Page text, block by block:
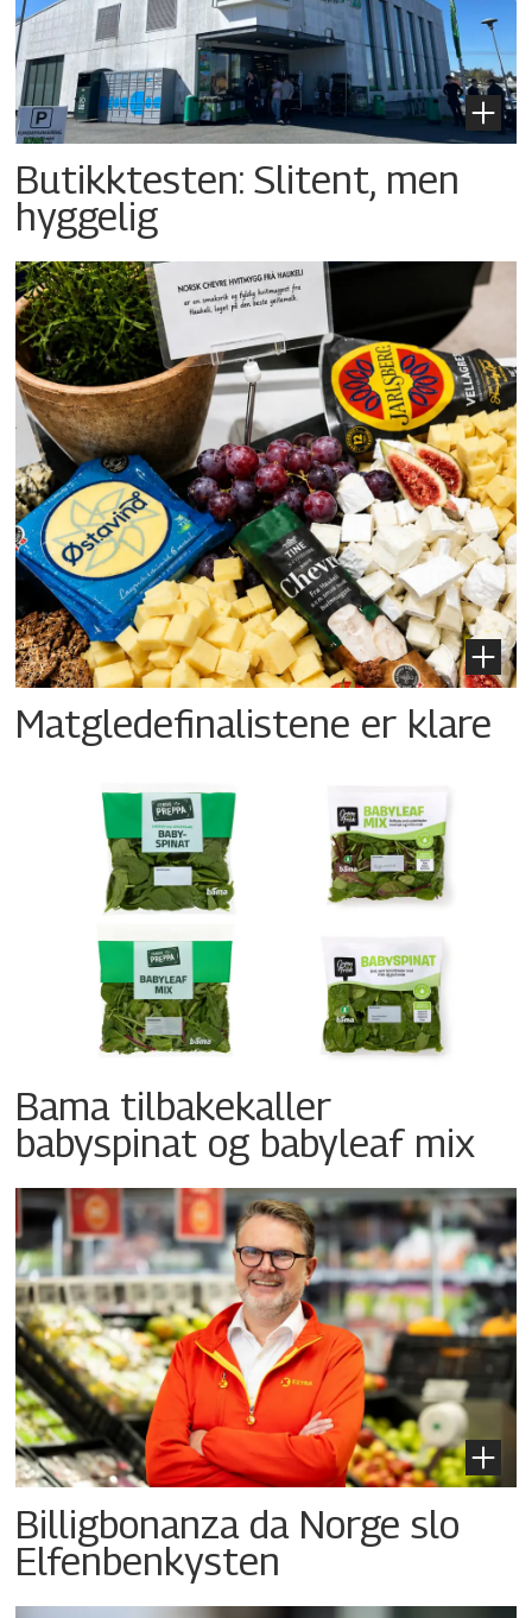
Butikktesten: Slitent, men
hyggelig
Matgledefinalistene er klare
Bama tilbakekaller
babyspinat og babyleaf mix
Billigbonanza da Norge slo
Elfenbenkysten